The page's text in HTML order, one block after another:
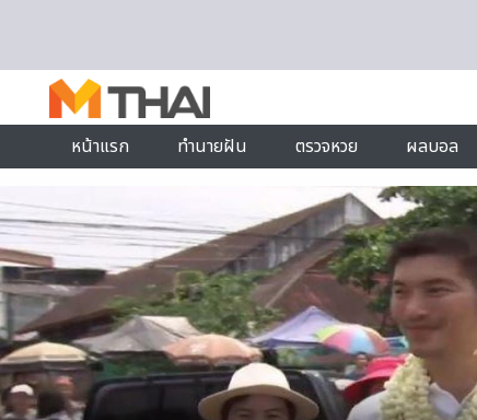
หน้าแรก
ทำนายฝัน ตรวจหวย ผลบอล